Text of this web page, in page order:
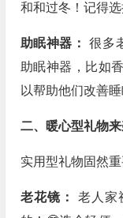
和和过冬！记得
助眠神器：很多
助眠神器，比如
以帮助他们改善
二、暖心型礼物
实用型礼物固然
老花镜： 老人家